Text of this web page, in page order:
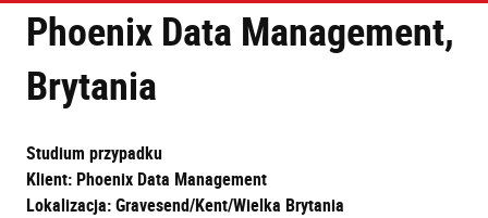
Phoenix Data Management,
Brytania
Studium przypadku
Klient: Phoenix Data Management
Lokalizacja: Gravesend/Kent/Wielka Brytania